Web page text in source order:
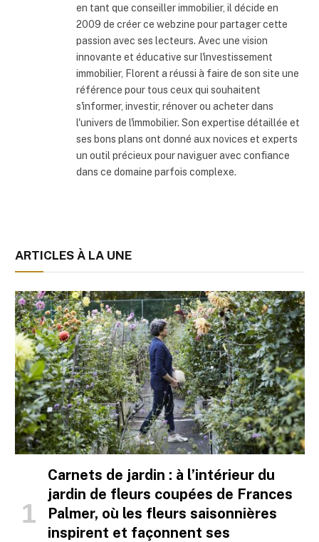
en tant que conseiller immobilier, il décide en
2009 de créer ce webzine pour partager cette
passion avec ses lecteurs. Avec une vision
innovante et éducative sur l'investissement
immobilier, Florent a réussi à faire de son site une
référence pour tous ceux qui souhaitent
s'informer, investir, rénover ou acheter dans
l'univers de l'immobilier. Son expertise détaillée et
ses bons plans ont donné aux novices et experts
un outil précieux pour naviguer avec confiance
dans ce domaine parfois complexe.
ARTICLES À LA UNE
Carnets de jardin : à l’intérieur du
jardin de fleurs coupées de Frances
Palmer, où les fleurs saisonnières
inspirent et façonnent ses